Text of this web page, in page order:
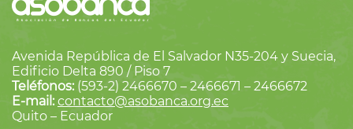
Avenida República de El Salvador N35-204 y Suecia,
Edificio Delta 890 / Piso 7
Teléfonos:(593-2) 2466670 – 2466671 – 2466672
E-mail: contacto@asobanca.org.ec
Quito – Ecuador